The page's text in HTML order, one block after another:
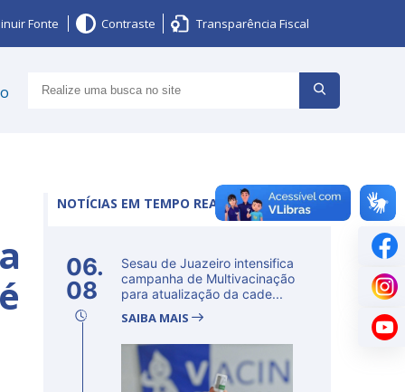
Fonte Contraste Transparência Fiscal
NOTÍCIAS EM TEMPO REAL
06.
08
Sesau de Juazeiro intensifica
campanha de Multivacinação
para atualização da cade...
SAIBA MAIS